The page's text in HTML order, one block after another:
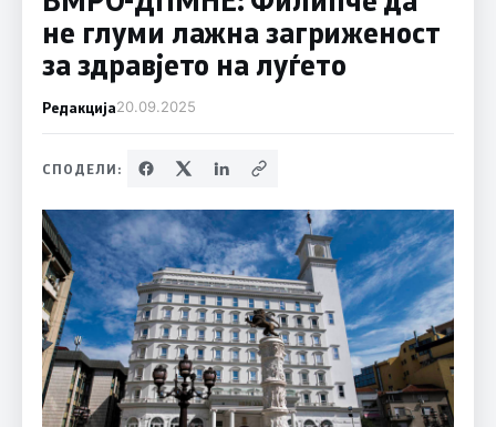
не глуми лажна загриженост
за здравјето на луѓето
Редакција20.09.2025
СПОДЕЛИ: